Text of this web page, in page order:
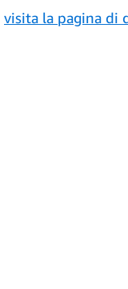
visita la pagina di